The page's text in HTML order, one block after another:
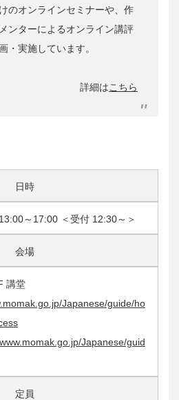
のオンラインセミナーや、作
ンターによるオンライン講評
・実施しています。
詳細はこちら
日時
～17:00 ＜受付 12:30～＞
会場
講堂
Japanese/guide/ho
Japanese/guid
定員